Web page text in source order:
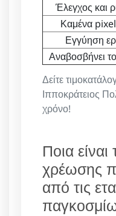
Δείτε
Ιπποκράτειος
χρόνο!
Έλεγχος και
Καμένα
Εγγύηση
Αναβοσβήνει
Ποια είναι
χρέωσης
από τις